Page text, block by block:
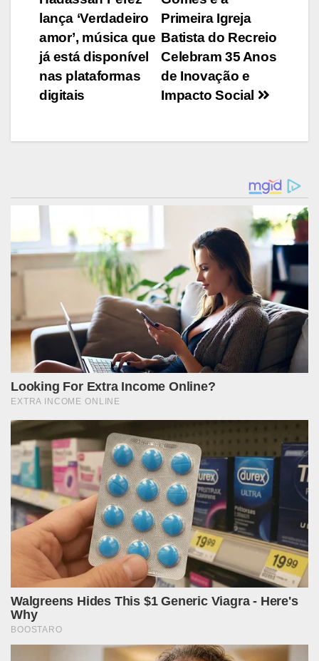
de
Post
Primeira Igreja
Batista do Recreio
Celebram 35 Anos
de Inovação e
Impacto Social
lança ‘Verdadeiro
amor’, música que
já está disponível
nas plataformas
digitais